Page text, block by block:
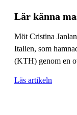
Lär känna
Möt Cristina
Italien, som
(KTH) genom en
Läs artikeln